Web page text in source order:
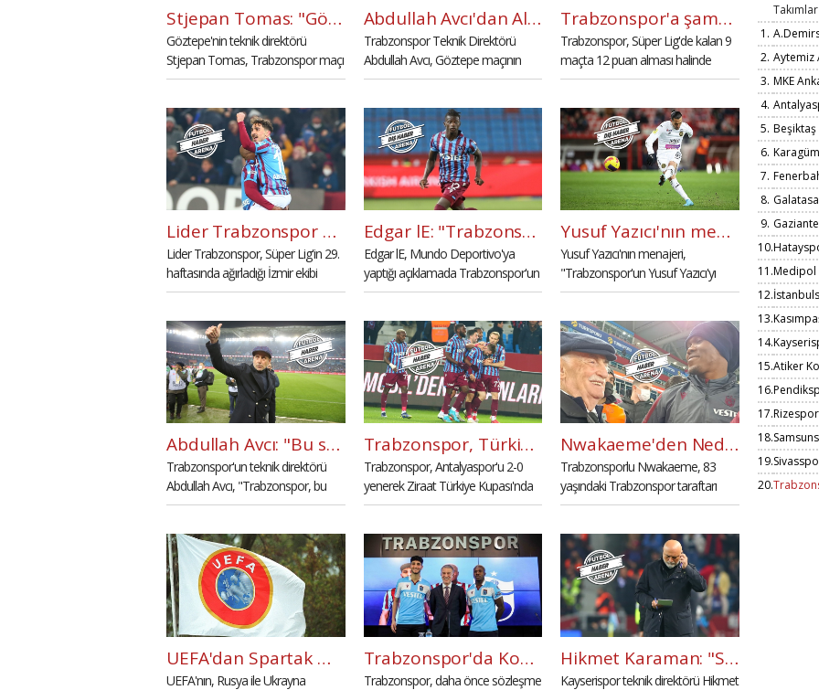
Stjepan Tomas: "Göztepe'yi Süper Lig'de tutacağız"
Göztepe'nin teknik direktörü
Stjepan Tomas, Trabzonspor maçı
sonrası takımı bu sezon ligde
Abdullah Avcı'dan Ali Koç'a teşekkür
Trabzonspor Teknik Direktörü
Abdullah Avcı, Göztepe maçının
ardından "Türk futbol tarihinin en
dedi.
Trabzonspor'a şampiyonluk için 12 puan yetiyor
Trabzonspor, Süper Lig'de kalan 9
maçta 12 puan alması halinde
şampiyonluğu garantileyecek.
Lider Trabzonspor 6 gollü maçta Göztepe'yi geçti (İZLE)
Lider Trabzonspor, Süper Lig'in 29.
haftasında ağırladığı İzmir ekibi
Göztepe'yi 4-2 mağlup etti.
Edgar lE: "Trabzonspor beni yarı yolda bıraktı"
Edgar lE, Mundo Deportivo'ya
yaptığı açıklamada Trabzonspor'un
kendisini yarı yolda bıraktığını
Yusuf Yazıcı'nın menajerinden Trabzonspor açıklaması
Yusuf Yazıcı'nın menajeri,
"Trabzonspor'un Yusuf Yazıcı'yı
istediği haberleri doğru değil." dedi.
Abdullah Avcı: "Bu sene her şeyi kazanmak istiyoruz"
Trabzonspor'un teknik direktörü
Abdullah Avcı, "Trabzonspor, bu
kupayı çok kazandı. 2 sene önce de
kazanmak istiyoruz." dedi.
Trabzonspor, Türkiye Kupası'nda yarı finale çıktı (İZLE)
Trabzonspor, Antalyaspor'u 2-0
yenerek Ziraat Türkiye Kupası'nda
yarı finale yükselen ilk takım oldu.
Nwakaeme'den Nedim Aygün'e: 'Büyükbabam gibisiniz'
Trabzonsporlu Nwakaeme, 83
yaşındaki Trabzonspor taraftarı
Nedim Aygün'e forma hediye
görüyorum." dedi.
UEFA'dan Spartak Moskova kararı
UEFA'nın, Rusya ile Ukrayna
Trabzonspor'da Kouassi ve Emrehan için imza töreni
Trabzonspor, daha önce sözleşme
Hikmet Karaman: "Son 20 saniyede yenilmek üzüntü verici"
Kayserispor teknik direktörü Hikmet
Takımlar
1.
2. Aytemiz
3. MKE
4.
5. Beşiktaş
6.
7.
8.
9.
10.
11.Medipol
12.
13.
14.
15.Atiker
16.
17.Rizespor
18.
19.
20.